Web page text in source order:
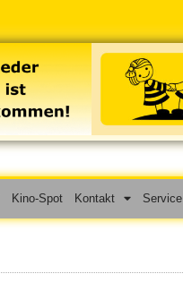
Kino-Spot Kontakt Service